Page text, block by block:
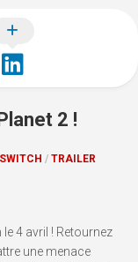
2 !
SWITCH / TRAILER
4 avril ! Retournez
une menace